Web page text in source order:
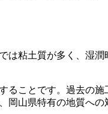
粘土質が多く、湿
ことです。過去の
山県特有の地質へ